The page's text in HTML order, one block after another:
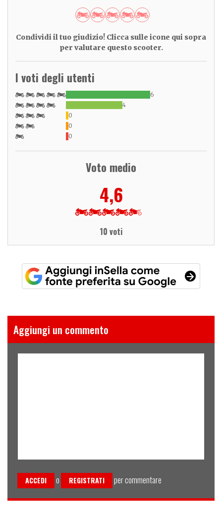
Condividi il tuo giudizio! Clicca sulle icone qui sopra
per valutare questo scooter.
I voti degli utenti
6
4
0
0
0
Voto medio
4,6
10 voti
Aggiungi un commento
ACCEDI o REGISTRATI per commentare